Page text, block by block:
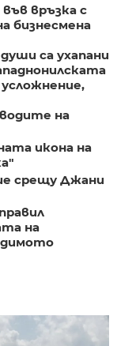
връзка с
бизнесмена
са ухапани
на
икона на
срещу Джани
на